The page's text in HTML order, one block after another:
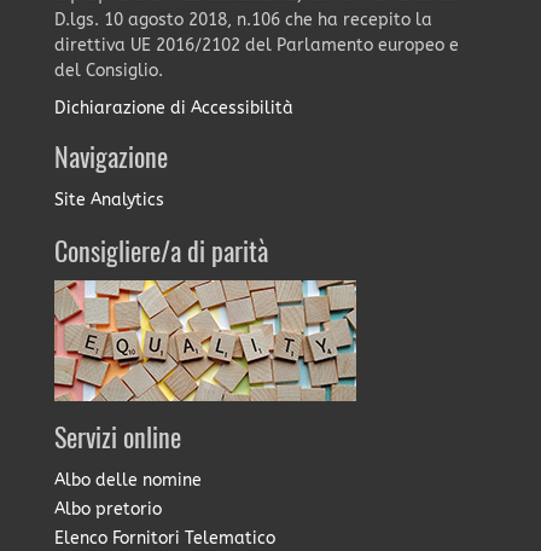
D.lgs. 10 agosto 2018, n.106 che ha recepito la
direttiva UE 2016/2102 del Parlamento europeo e
del Consiglio.
Dichiarazione di Accessibilità
Navigazione
Site Analytics
Consigliere/a di parità
Servizi online
Albo delle nomine
Albo pretorio
Elenco Fornitori Telematico